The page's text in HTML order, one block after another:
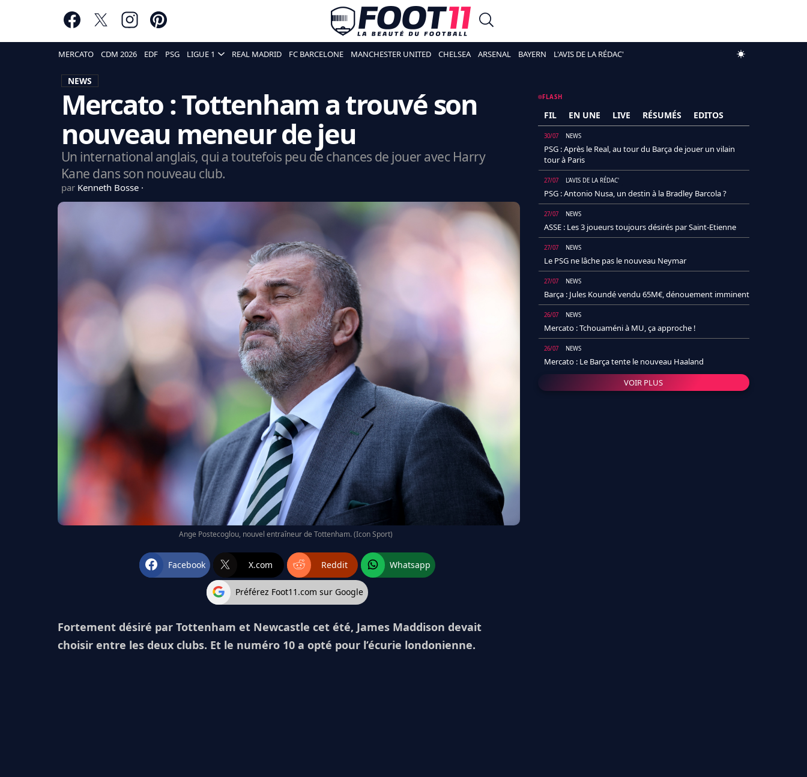
MERCATO CDM 2026 EDF PSG LIGUE 1 REAL MADRID FC BARCELONE MANCHESTER UNITED CHELSEA ARSENAL BAYERN L'AVIS DE LA RÉDAC'
NEWS
Mercato : Tottenham a trouvé son
nouveau meneur de jeu
Un international anglais, qui a toutefois peu de chances de jouer avec Harry
Kane dans son nouveau club.
par Kenneth Bosse
Ange Postecoglou, nouvel entraîneur de Tottenham. (Icon Sport)
Facebook X.com Reddit Whatsapp
Préférez Foot11.com sur Google
Fortement désiré par Tottenham et Newcastle cet été, James Maddison devait
choisir entre les deux clubs. Et le numéro 10 a opté pour l’écurie londonienne.
FLASH
FIL EN UNE LIVE RÉSUMÉS EDITOS
30/07 NEWS
PSG : Après le Real, au tour du Barça de jouer un vilain
tour à Paris
27/07 L'AVIS DE LA RÉDAC'
PSG : Antonio Nusa, un destin à la Bradley Barcola ?
27/07 NEWS
ASSE : Les 3 joueurs toujours désirés par Saint-Etienne
27/07 NEWS
Le PSG ne lâche pas le nouveau Neymar
27/07 NEWS
Barça : Jules Koundé vendu 65M€, dénouement imminent
26/07 NEWS
Mercato : Tchouaméni à MU, ça approche !
26/07 NEWS
Mercato : Le Barça tente le nouveau Haaland
VOIR PLUS